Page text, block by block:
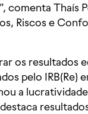
comenta Thaís
Riscos e
os resultados
pelo IRB(Re)
a